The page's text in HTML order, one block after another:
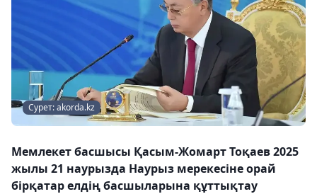
Сурет: akorda.kz
Мемлекет басшысы Қасым-Жомарт Тоқаев 2025
жылы 21 наурызда Наурыз мерекесіне орай
бірқатар елдің басшыларына құттықтау